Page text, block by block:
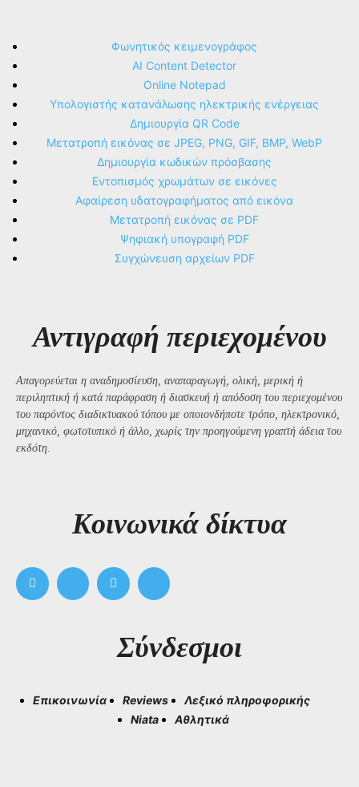
Φωνητικός κειμενογράφος
AI Content Detector
Online Notepad
Υπολογιστής κατανάλωσης ηλεκτρικής ενέργειας
Δημιουργία QR Code
Μετατροπή εικόνας σε JPEG, PNG, GIF, BMP, WebP
Δημιουργία κωδικών πρόσβασης
Εντοπισμός χρωμάτων σε εικόνες
Αφαίρεση υδατογραφήματος από εικόνα
Μετατροπή εικόνας σε PDF
Ψηφιακή υπογραφή PDF
Συγχώνευση αρχείων PDF
Αντιγραφή περιεχομένου
Απαγορεύεται η αναδημοσίευση, αναπαραγωγή, ολική, μερική ή
περιληπτική ή κατά παράφραση ή διασκευή ή απόδοση του περιεχομένου
του παρόντος διαδικτυακού τόπου με οποιονδήποτε τρόπο, ηλεκτρονικό,
μηχανικό, φωτοτυπικό ή άλλο, χωρίς την προηγούμενη γραπτή άδεια του
εκδότη.
Kοινωνικά δίκτυα
Σύνδεσμοι
Επικοινωνία Reviews
Λεξικό πληροφορικής
Niata
Αθλητικά